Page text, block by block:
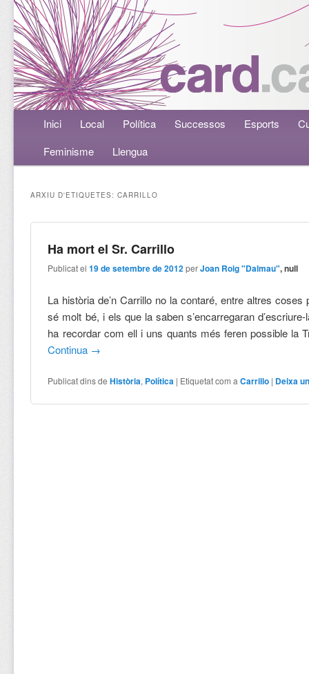
Menú principalAneu al contingut principal
Aneu al contingut secundari
Inici Local Política Successos Esports
Feminisme
Llengua
ARXIU D'ETIQUETES:CARRILLO
Ha mort el Sr. Carrillo
Publicat el19 de setembre de 2012 perJoan Roig "Dalmau", null
La història de’n Carrillo no la contaré, entre altres coses
sé molt bé, i els que la saben s’encarregaran
ha recordar com ell i uns quants més feren possible la
Continua →
Publicat dins de Història, Política | Etiquetat com a Carrillo | Deixa